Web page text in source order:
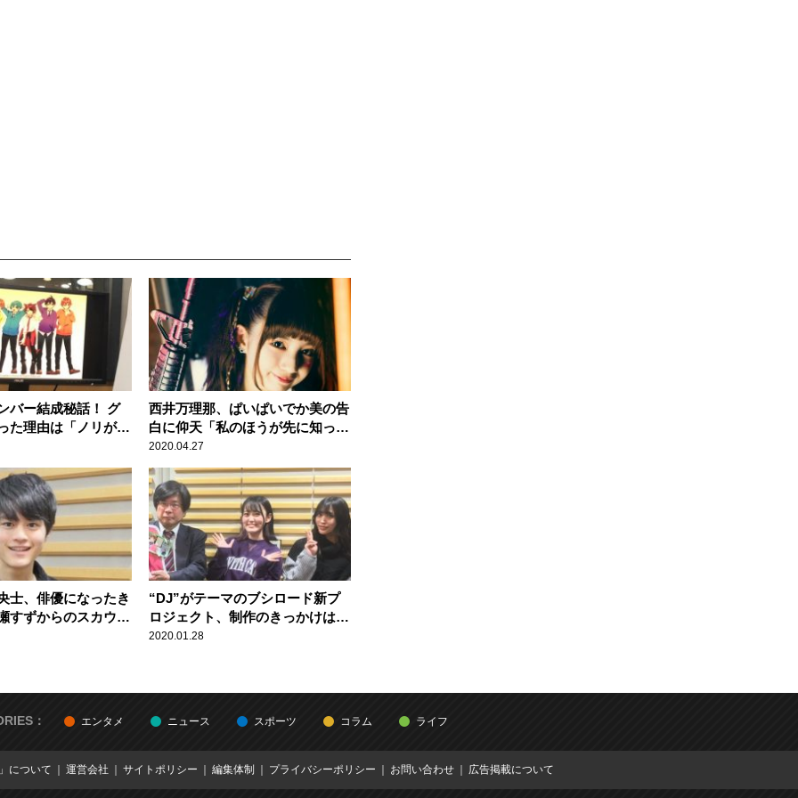
バー結成秘話！ グ
た理由は「ノリが良
西井万理那、ぱいぱいでか美の告
白に仰天「私のほうが先に知って
た…」
2020.04.27
士、俳優になったき
すずからのスカウト
“DJ”がテーマのブシロード新プ
ロジェクト、制作のきっかけは
「シンガポールのF1」
2020.01.28
： エンタメ ニュース スポーツ コラム ライフ
について 運営会社 サイトポリシー 編集体制 プライバシーポリシー お問い合わせ 広告掲載について